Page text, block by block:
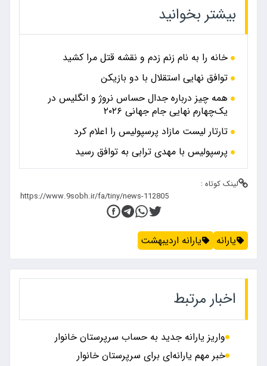
بیشتر بخوانید
خانه را به نام زنم زدم و نقشه قتل مرا کشید
توافق نهایی استقلال با دو بازیکن
همه چیز درباره جدال حساس نروژ و انگلیس در
یک‌چهارم نهایی جام جهانی ۲۰۲۶
تارتار لیست مازاد پرسپولیس را اعلام کرد
پرسپولیس با مهدی ترابی به توافق رسید
لینک کوتاه :
یارانه یارانه اردیبهشت
اخبار مرتبط
واریز یارانه جدید به حساب سرپرستان خانوار
خبر مهم یارانه‌ای برای سرپرستان خانوار